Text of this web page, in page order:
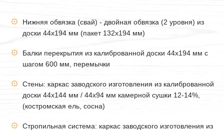
Нижняя обвязка (свай) - двойная обвязка (2 уровня) из
доски 44х194 мм (пакет 132х194 мм)
Балки перекрытия из калиброванной доски 44х194 мм с
шагом 600 мм, перемычки
Стены: каркас заводского изготовления из калиброванной
доски 44х144 мм / 44х94 мм камерной сушки 12-14%,
(костромская ель, сосна)
Стропильная система: каркас заводского изготовления из